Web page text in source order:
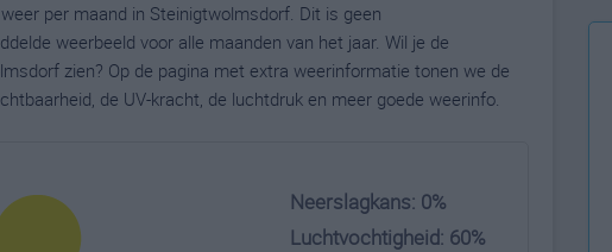
per maand in Steinigtwolmsdorf. Dit is geen
weerbeeld voor alle maanden van het jaar. Wil je de
zien? Op de pagina met extra weerinformatie tonen we de
de UV-kracht, de luchtdruk en meer goede weerinfo.
Neerslagkans: 0%
Luchtvochtigheid: 60%